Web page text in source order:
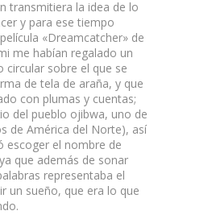
transmitiera la idea de lo
y para ese tiempo
«Dreamcatcher» de
me habían regalado un
circular sobre el que se
de tela de araña, y que
con plumas y cuentas;
del pueblo ojibwa, uno de
de América del Norte), así
escoger el nombre de
que además de sonar
representaba el
un sueño, que era lo que